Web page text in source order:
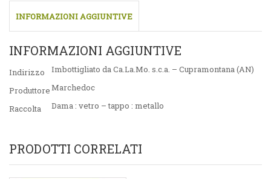
INFORMAZIONI AGGIUNTIVE
INFORMAZIONI AGGIUNTIVE
Indirizzo
Imbottigliato da Ca.La.Mo. s.c.a. – Cupramontana (AN)
ProduttoreMarchedoc
Raccolta
Dama : vetro – tappo : metallo
PRODOTTI CORRELATI